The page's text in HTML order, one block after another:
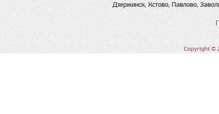
Дзержинск, Кстово, Павлово,
Copyright ©